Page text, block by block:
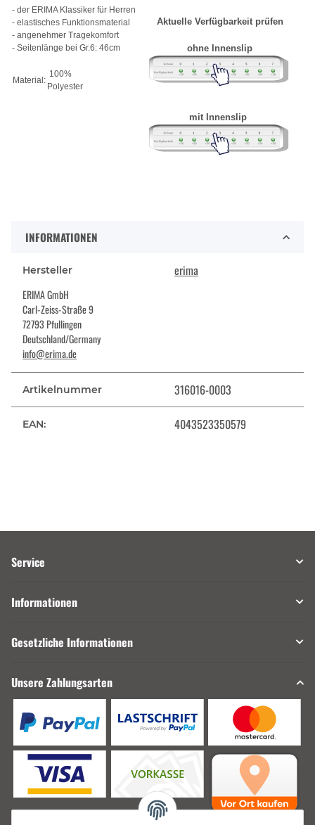
- der ERIMA Klassiker für Herren
- elastisches Funktionsmaterial
- angenehmer Tragekomfort
- Seitenlänge bei Gr.6: 46cm
Material:
100%
Polyester
Aktuelle Verfügbarkeit prüfen
ohne Innenslip
mit Innenslip
INFORMATIONEN
Hersteller erima
ERIMA GmbH
Carl-Zeiss-Straße 9
72793 Pfullingen
Deutschland/Germany
info@erima.de
Artikelnummer 316016-0003
EAN: 4043523350579
Service
Informationen
Gesetzliche Informationen
Unsere Zahlungsarten